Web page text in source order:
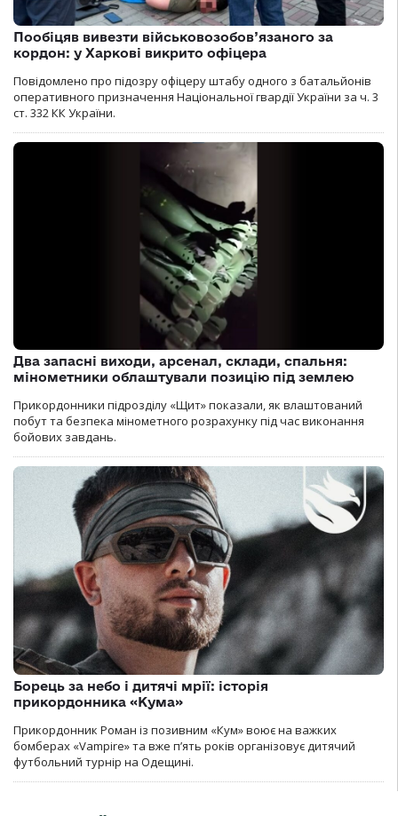
Пообіцяв вивезти військовозобов’язаного за
кордон: у Харкові викрито офіцера
Повідомлено про підозру офіцеру штабу одного з батальйонів
оперативного призначення Національної гвардії України за ч. 3
ст. 332 КК України.
Два запасні виходи, арсенал, склади, спальня:
мінометники облаштували позицію під землею
Прикордонники підрозділу «Щит» показали, як влаштований
побут та безпека мінометного розрахунку під час виконання
бойових завдань.
Борець за небо і дитячі мрії: історія
прикордонника «Кума»
Прикордонник Роман із позивним «Кум» воює на важких
бомберах «Vampire» та вже п’ять років організовує дитячий
футбольний турнір на Одещині.